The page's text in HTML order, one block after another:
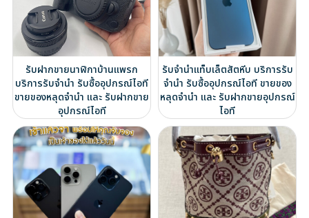
รับฝากขายนาฬิกาบ้านแพรก
บริการรับจำนำ รับซื้ออุปกรณ์ไอที
ขายของหลุดจำนำ และ รับฝากขาย
อุปกรณ์ไอที
รับจำนำแท็บเล็ตสัตหีบ บริการรับ
จำนำ รับซื้ออุปกรณ์ไอที ขายของ
หลุดจำนำ และ รับฝากขายอุปกรณ์
ไอที